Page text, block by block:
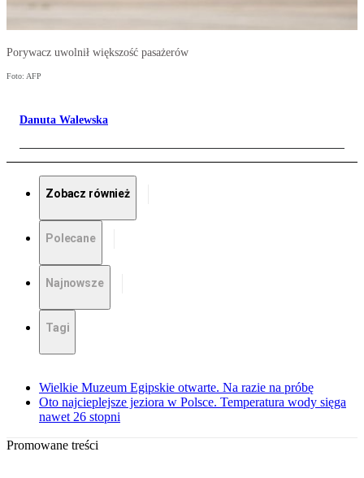
Porywacz uwolnił większość pasażerów
Foto: AFP
Danuta Walewska
Zobacz również
Polecane
Najnowsze
Tagi
Wielkie Muzeum Egipskie otwarte. Na razie na próbę
Oto najcieplejsze jeziora w Polsce. Temperatura wody sięga
nawet 26 stopni
Promowane treści